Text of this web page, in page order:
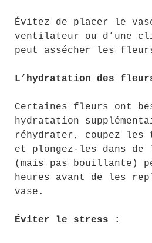
Évitez de placer le
ventilateur ou d’une
peut assécher les
L’hydratation des
Certaines fleurs ont
hydratation
réhydrater, coupez
et plongez-les dans de
(mais pas bouillante)
heures avant de les
vase.
Éviter le stress :